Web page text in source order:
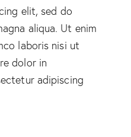
elit, sed do
aliqua. Ut enim
laboris nisi ut
dolor in
adipiscing